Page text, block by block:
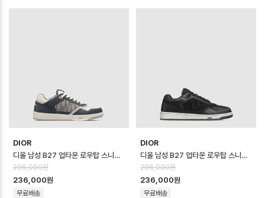
DIOR
디올 남성 B27 업타운 로우탑 스니커즈 - Dior Mens B27 Uptown Low …
296,000원
236,000원
무료배송
DIOR
디올 남성 B27 업타운 로우탑 스니커즈 - Dior Mens B27 Uptown Low …
296,000원
236,000원
무료배송